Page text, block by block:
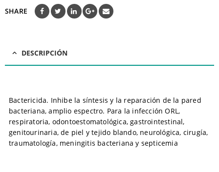
SHARE
DESCRIPCIÓN
Bactericida. Inhibe la síntesis y la reparación de la pared
bacteriana, amplio espectro. Para la infección ORL,
respiratoria, odontoestomatológica, gastrointestinal,
genitourinaria, de piel y tejido blando, neurológica, cirugía,
traumatología, meningitis bacteriana y septicemia